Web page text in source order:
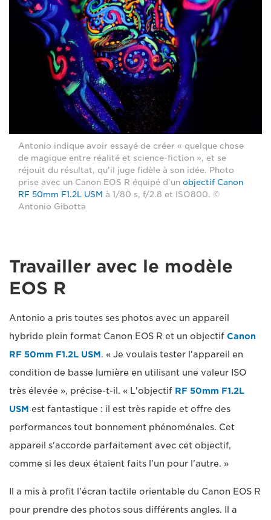
Antonio indique avoir essayé de créer « quelque chose
de magique entre réalité et science-fiction », et se
réjouit du résultat, qu'il juge fidèle à son idée. Photo
prise avec un Canon EOS R équipé d'un objectif Canon
RF 50mm F1.2L USM à 1/80 s, f/2.8 et ISO800. ©
Antonio Gibotta
Travailler avec le modèle
EOS R
Antonio a pris toutes ses photos avec un appareil
hybride plein format Canon EOS R et un objectif Canon
RF 50mm F1.2L USM. « Je voulais tester l'appareil en
condition de basse lumière en utilisant une valeur ISO
très élevée », précise-t-il. « L'objectif RF 50mm F1.2L
USM est fantastique : il est très rapide et offre des
performances tout bonnement phénoménales. Cet
appareil s'accorde parfaitement avec cet objectif,
comme si les deux étaient faits l'un pour l'autre. »
Il a mis à profit l'écran tactile orientable du Canon EOS R
pour prendre des photos sous différents angles. Il a